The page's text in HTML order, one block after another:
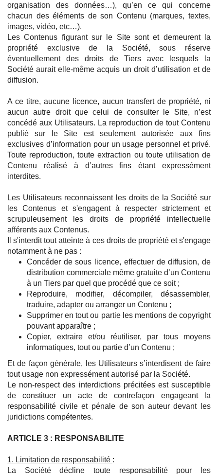
organisation des données…), qu’en ce qui concerne
chacun des éléments de son Contenu (marques, textes,
images, vidéo, etc…).
Les Contenus figurant sur le Site sont et demeurent la
propriété exclusive de la Société, sous réserve
éventuellement des droits de Tiers avec lesquels la
Société aurait elle-même acquis un droit d’utilisation et de
diffusion.
A ce titre, aucune licence, aucun transfert de propriété, ni
aucun autre droit que celui de consulter le Site, n’est
concédé aux Utilisateurs. La reproduction de tout Contenu
publié sur le Site est seulement autorisée aux fins
exclusives d’information pour un usage personnel et privé.
Toute reproduction, toute extraction ou toute utilisation de
Contenu réalisé à d’autres fins étant expressément
interdites.
Les Utilisateurs reconnaissent les droits de la Société sur
les Contenus et s'engagent à respecter strictement et
scrupuleusement les droits de propriété intellectuelle
afférents aux Contenus.
Il s'interdit tout atteinte à ces droits de propriété et s'engage
notamment à ne pas :
Concéder de sous licence, effectuer de diffusion, de
distribution commerciale même gratuite d’un Contenu
à un Tiers par quel que procédé que ce soit ;
Reproduire, modifier, décompiler, désassembler,
traduire, adapter ou arranger un Contenu ;
Supprimer en tout ou partie les mentions de copyright
pouvant apparaître ;
Copier, extraire et/ou réutiliser, par tous moyens
informatiques, tout ou partie d’un Contenu ;
Et de façon générale, les Utilisateurs s’interdisent de faire
tout usage non expressément autorisé par la Société.
Le non-respect des interdictions précitées est susceptible
de constituer un acte de contrefaçon engageant la
responsabilité civile et pénale de son auteur devant les
juridictions compétentes.
ARTICLE 3 : RESPONSABILITE
1. Limitation de responsabilité :
La Société décline toute responsabilité pour les